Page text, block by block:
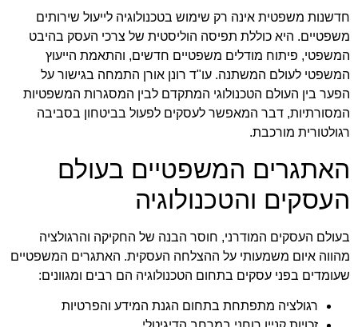
חדשנות משפטית אינה רק שימוש בטכנולוגיה לייעול שירותים
משפטיים. היא כוללת תפיסה הוליסטית של צרכי העסק בהיבט
המשפטי, פיתוח מודלים משפטיים חדשים, והתאמת הייעוץ
המשפטי לעולם המשתנה. עו"ד רונן אורן התמחה בגישור על
הפער בין העולם הטכנולוגי המתקדם לבין המסגרות המשפטיות
המסורתיות, דבר המאפשר לעסקים לפעול בביטחון בסביבה
רגולטורית מורכבת.
האתגרים המשפטיים בעולם
העסקים והטכנולוגיה
בעולם העסקים המודרני, חוסר הבנה של החקיקה והרגולציה
מהווה איום משמעותי על ההצלחה העסקית. האתגרים המשפטיים
שעומדים בפני עסקים בתחום הטכנולוגיה הם רבים ומגוונים:
רגולציה מתפתחת בתחום הגנת המידע והפרטיות